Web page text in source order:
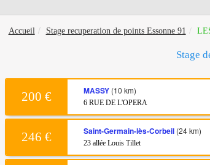
Accueil Stage recuperation de points Essonne 91
Stage
200 € MASSY(10 km)
6 RUE DE L'OPERA
246 € Saint-Germain-lès-Corbeil(24 km)
23 allée Louis Tillet